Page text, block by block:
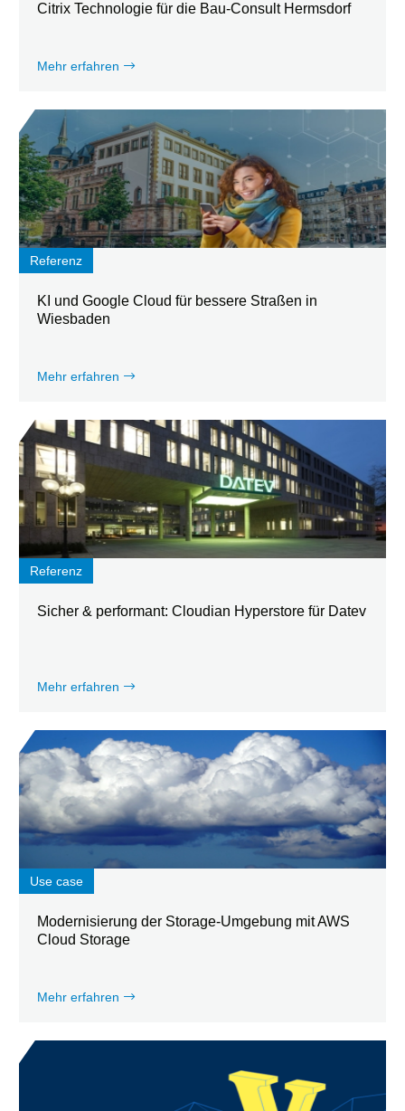
Citrix Technologie für die Bau-Consult Hermsdorf
Mehr erfahren
Referenz
KI und Google Cloud für bessere Straßen in
Wiesbaden
Mehr erfahren
Referenz
Sicher & performant: Cloudian Hyperstore für Datev
Mehr erfahren
Use case
Modernisierung der Storage-Umgebung mit AWS
Cloud Storage
Mehr erfahren